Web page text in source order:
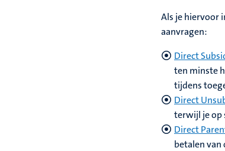
Als je hiervoor
aanvragen:
Direct
ten minste
tijdens
Direct
terwijl je op
Direct
betalen